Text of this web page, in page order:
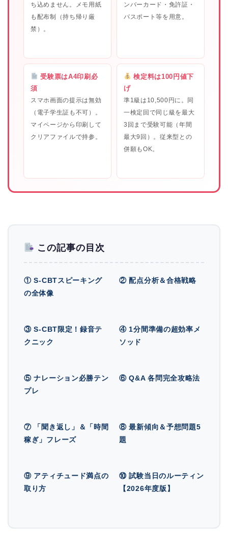
ち込めません。メモ用紙
も配布制（持ち帰り厳
禁）。
ンバーカード・免許証・
パスポート等を用意。
受験票はA4印刷必
須
スマホ画面の提示は無効
（電子学生証も不可）。
マイページから印刷して
クリアファイルで持参。
検定料は100円値下
げ
準1級は10,500円に。同
一検定回で同じ級を最大
3回まで受験可能（年間
最大9回）。従来型との
併願もOK。
この記事の目次
① S-CBTスピーキング
の全体像
② 配点分析＆合格戦略
③ S-CBT限定！録音テ
クニック
④ 1分間準備の超効率メ
ソッド
⑤ ナレーション必勝テン
プレ
⑥ Q&A 各問完全攻略法
⑦ 「聞き返し」＆「時間
稼ぎ」フレーズ
⑧ 最新傾向＆予想問題5
題
⑨ アティチュード満点の
取り方
⑩ 試験当日のルーティン
【2026年度版】